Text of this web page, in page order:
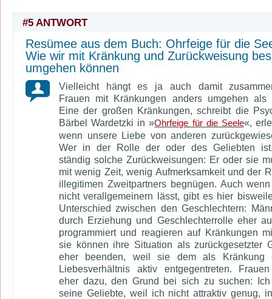
#5 ANTWORT
Resümee aus dem Buch: Ohrfeige für die
Wie wir mit Kränkung und Zurückweisung
umgehen können
Vielleicht hängt es ja auch damit
Frauen mit Kränkungen anders umgehen als
Eine der großen Kränkungen, schreibt die
Bärbel Wardetzki in »Ohrfeige für die Seele«,
wenn unsere Liebe von anderen
Wer in der Rolle der oder des Geliebten
ständig solche Zurückweisungen: Er oder sie
mit wenig Zeit, wenig Aufmerksamkeit und der
illegitimen Zweitpartners begnügen. Auch
nicht verallgemeinern lässt, gibt es hier
Unterschied zwischen den Geschlechtern:
durch Erziehung und Geschlechterrolle eher
programmiert und reagieren auf Kränkungen
sie können ihre Situation als zurückgesetzter
eher beenden, weil sie dem als Kränkung
Liebesverhältnis aktiv entgegentreten.
eher dazu, den Grund bei sich zu suchen:
seine Geliebte, weil ich nicht attraktiv genug,